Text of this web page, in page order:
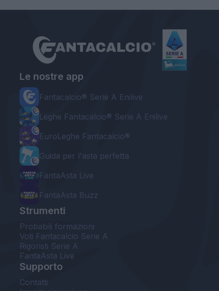
Le nostre app
Fantacalcio® Serie A Enilive
Leghe Fantacalcio® Serie A Enilive
EuroLeghe Fantacalcio®
Guida per l'asta perfetta
FantaAsta Live
FantaAsta Buzz
Strumenti
Probabili formazioni
Voti Fantacalcio Serie A
Rigoristi Serie A
FantaAsta Live
Supporto
Contatti